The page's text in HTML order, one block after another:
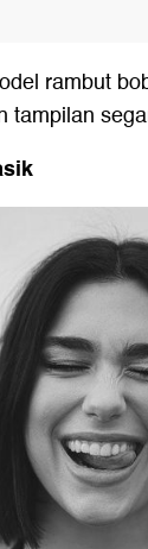
rambut
tampilan